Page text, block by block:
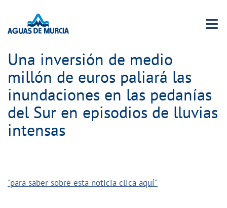
Menu
Una inversión de medio
millón de euros paliará las
inundaciones en las pedanías
del Sur en episodios de lluvias
intensas
"para saber sobre esta noticia clica aquí"